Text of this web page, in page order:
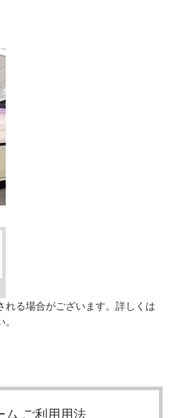
る場合がございます。詳しくは
ム ご利用用法